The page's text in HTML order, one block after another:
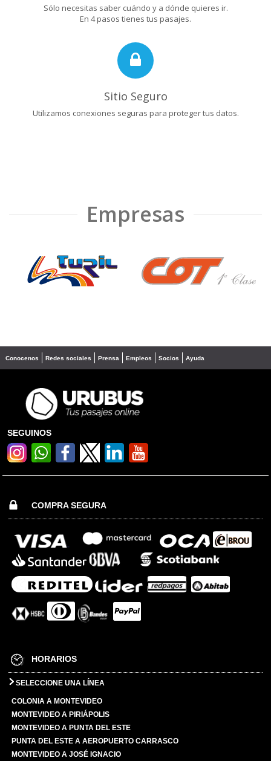
Sólo necesitas saber cuándo y a dónde quieres ir.
En 4 pasos tienes tus pasajes.
Sitio Seguro
Utilizamos conexiones seguras para proteger tus datos.
Empresas
❮ ❯
Conocenos Redes sociales Prensa Empleos Socios Ayuda
SEGUINOS
COMPRA SEGURA
HORARIOS
SELECCIONE UNA LÍNEA
COLONIA A MONTEVIDEO
MONTEVIDEO A PIRIÁPOLIS
MONTEVIDEO A PUNTA DEL ESTE
PUNTA DEL ESTE A AEROPUERTO CARRASCO
MONTEVIDEO A JOSÉ IGNACIO